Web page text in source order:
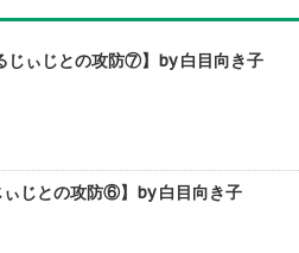
じぃじとの攻防⑦】by 白目向き子
じとの攻防⑥】by 白目向き子